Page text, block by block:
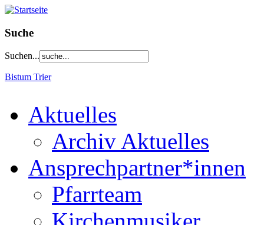
Suche
Suchen...
Bistum Trier
Aktuelles
Archiv Aktuelles
Ansprechpartner*innen
Pfarrteam